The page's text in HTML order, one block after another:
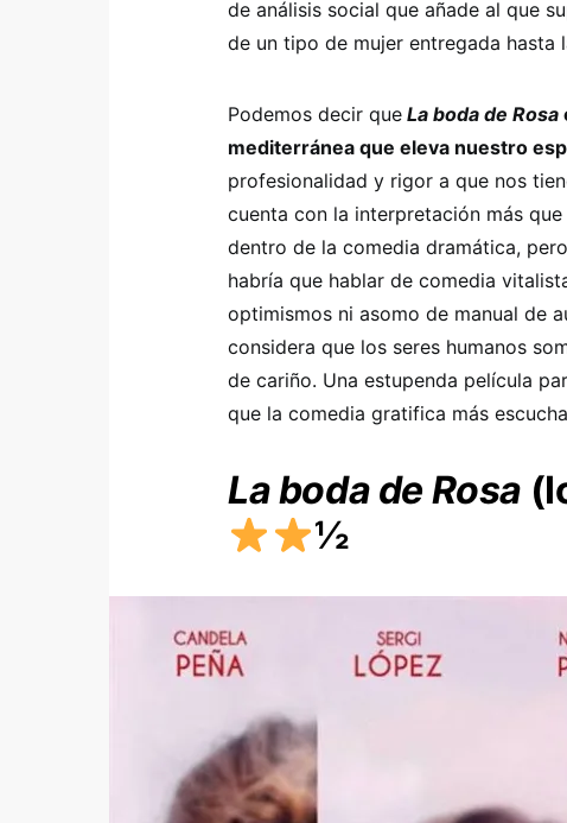
de análisis social que añade al que
de un tipo de mujer entregada hasta
Podemos decir que La boda de Rosa
mediterránea que eleva nuestro
profesionalidad y rigor a que nos
cuenta con la interpretación más
dentro de la comedia dramática,
habría que hablar de comedia
optimismos ni asomo de manual de
considera que los seres humanos
de cariño. Una estupenda película
que la comedia gratifica más
La boda de Rosa
½